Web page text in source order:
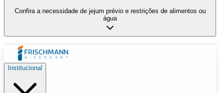
Confira a necessidade de jejum prévio e restrições de alimentos ou
água
Institucional